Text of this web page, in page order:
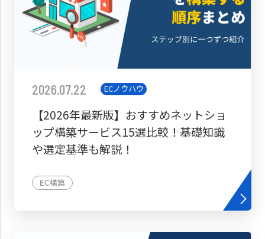
2026.07.22 ECノウハウ
【2026年最新版】おすすめネットショ
ップ構築サービス15選比較！基礎知識
や選定基準も解説！
EC構築